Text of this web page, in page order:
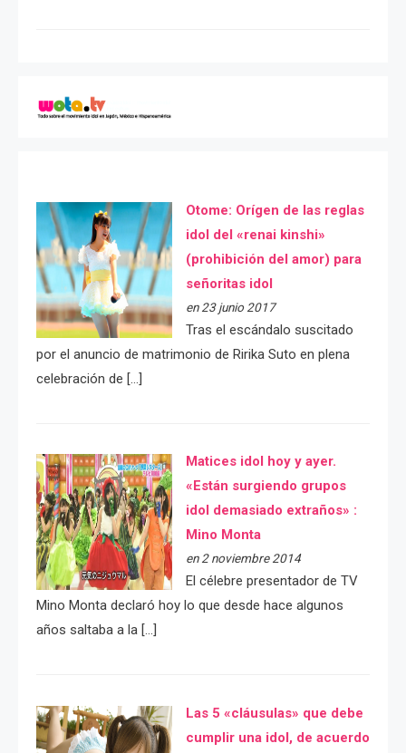
Otome: Orígen de las reglas
idol del «renai kinshi»
(prohibición del amor) para
señoritas idol
en 23 junio 2017
Tras el escándalo suscitado
por el anuncio de matrimonio de Ririka Suto en plena
celebración de […]
Matices idol hoy y ayer.
«Están surgiendo grupos
idol demasiado extraños» :
Mino Monta
en 2 noviembre 2014
El célebre presentador de TV
Mino Monta declaró hoy lo que desde hace algunos
años saltaba a la […]
Las 5 «cláusulas» que debe
cumplir una idol, de acuerdo